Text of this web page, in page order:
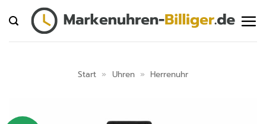
Inhalt
springen
Start » Uhren » Herrenuhr